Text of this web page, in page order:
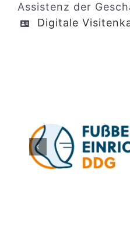
Team
Suche
nach:
Assistenz der
Digitale